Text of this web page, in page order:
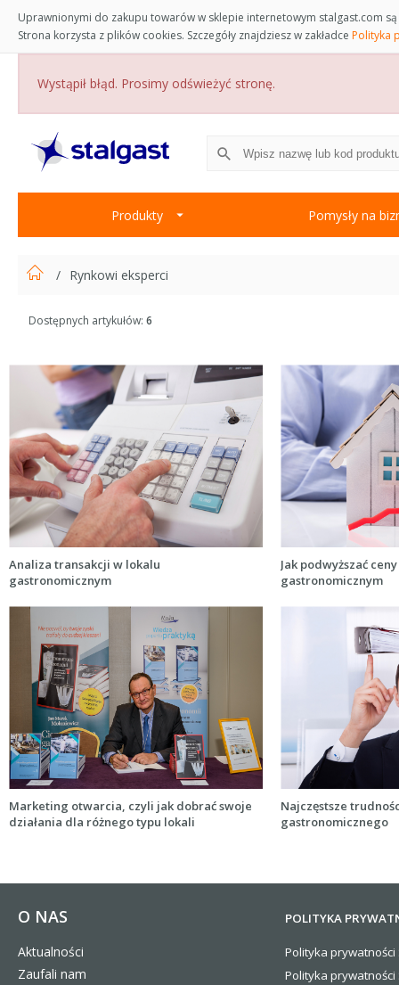
Uprawnionymi do zakupu towarów w sklepie internetowym stalgast.com
Strona korzysta z plików cookies. Szczegóły znajdziesz w zakładce Polityka
Wystąpił błąd. Prosimy odświeżyć stronę.
Produkty Pomysły na
Rynkowi eksperci
Dostępnych artykułów:6
Analiza transakcji w lokalu
gastronomicznym
Jak podwyższać
gastronomicznym
Marketing otwarcia, czyli jak dobrać swoje
działania dla różnego typu lokali
Najczęstsze
gastronomicznego
O NAS
Aktualności
Zaufali nam
POLITYKA
Polityka prywatności
Polityka